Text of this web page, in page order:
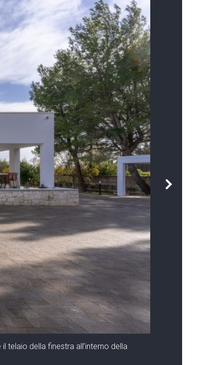
telaio della finestra all’interno della